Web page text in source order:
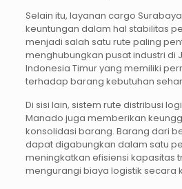
Selain itu, layanan cargo
keuntungan dalam hal stabilitas
menjadi salah satu rute paling
menghubungkan pusat industri di
Indonesia Timur yang memiliki
terhadap barang kebutuhan
Di sisi lain, sistem rute distribusi
Manado juga memberikan
konsolidasi barang. Barang dari
dapat digabungkan dalam satu
meningkatkan efisiensi kapasitas
mengurangi biaya logistik secara